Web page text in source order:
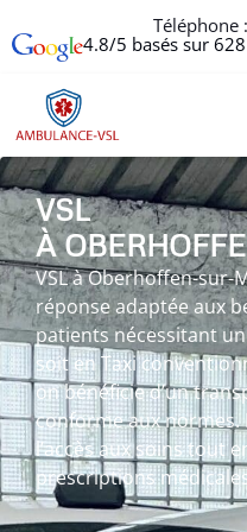
Téléphone :
4.8/5 basés sur
VSL
À
VSL à Oberhoffen-
réponse adaptée aux
patients nécessitant
soit en Taxi
on bénéficie d’un
conforme aux normes.
l’accès aux soins tout
prescriptions